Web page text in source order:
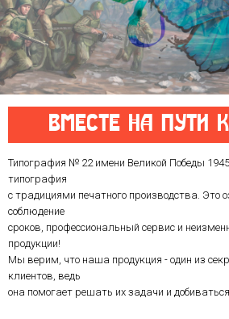
ВМЕСТЕ НА ПУТИ
Типография № 22 имени Великой Победы
типография
с традициями печатного производства. Это
соблюдение
сроков, профессиональный сервис и
продукции!
Мы верим, что наша продукция - один из
клиентов, ведь
она помогает решать их задачи и